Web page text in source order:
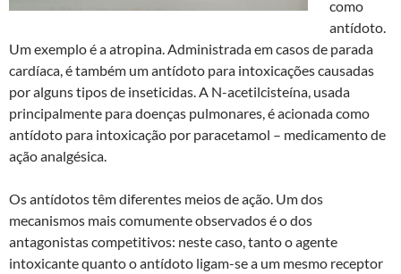
como
antídoto.
Um exemplo é a atropina. Administrada em casos de parada
cardíaca, é também um antídoto para intoxicações causadas
por alguns tipos de inseticidas. A N-acetilcisteína, usada
principalmente para doenças pulmonares, é acionada como
antídoto para intoxicação por paracetamol – medicamento de
ação analgésica.
Os antídotos têm diferentes meios de ação. Um dos
mecanismos mais comumente observados é o dos
antagonistas competitivos: neste caso, tanto o agente
intoxicante quanto o antídoto ligam-se a um mesmo receptor